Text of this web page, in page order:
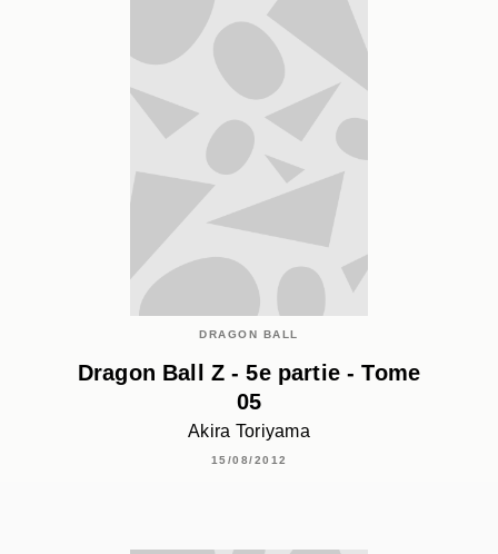
DRAGON BALL
Dragon Ball Z - 5e partie - Tome
05
Akira Toriyama
15/08/2012